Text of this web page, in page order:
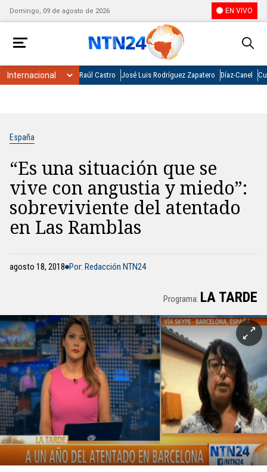
Domingo, 09 de agosto de 2026 EN VIVO
Raúl Castro José Luis Rodríguez Zapatero Díaz-Canel
España
“Es una situación que se
vive con angustia y miedo”:
sobreviviente del atentado
en Las Ramblas
agosto 18, 2018 Por: Redacción NTN24
Programa: LA TARDE